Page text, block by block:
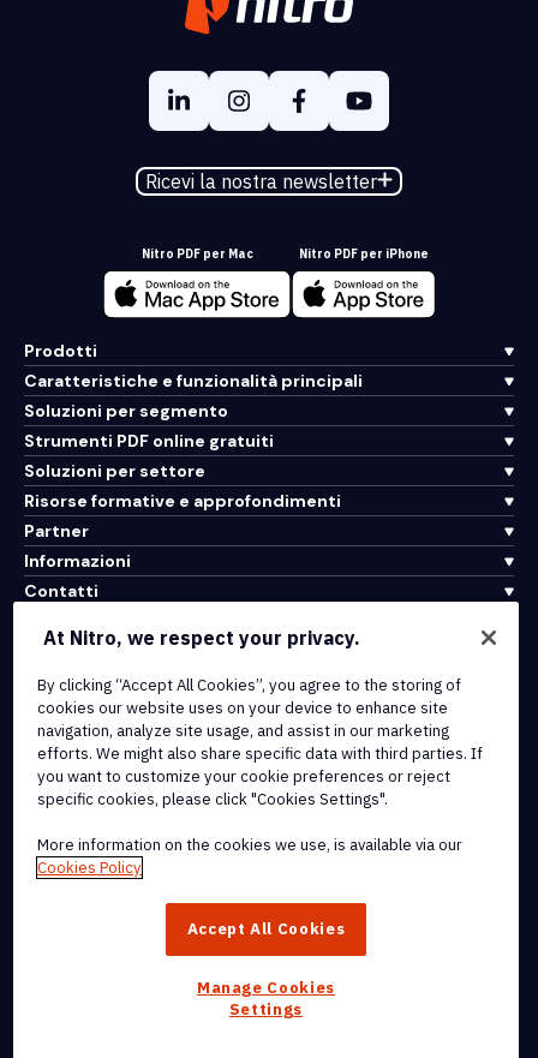
Ricevi la nostra newsletter
Nitro PDF per Mac Nitro PDF per iPhone
Prodotti
Caratteristiche e funzionalità principali
Soluzioni per segmento
Strumenti PDF online gratuiti
Soluzioni per settore
Risorse formative e approfondimenti
Partner
Informazioni
Contatti
Integrazioni e connettività API
Termini di servizio
Politica sui cookie
Politica sul copyright
Tutti i termini e le politiche
© 2026 Nitro Software, Inc. Tutti i diritti riservati.
Sign e Nitro Analytics sono marchi e/o marchi registrati di Nitro
At Nitro, we respect your privacy.
By clicking “Accept All Cookies”, you agree to the storing of
cookies our website uses on your device to enhance site
navigation, analyze site usage, and assist in our marketing
efforts. We might also share specific data with third parties. If
you want to customize your cookie preferences or reject
specific cookies, please click "Cookies Settings".
More information on the cookies we use, is available via our
Cookies Policy
Accept All Cookies
Manage Cookies
Settings